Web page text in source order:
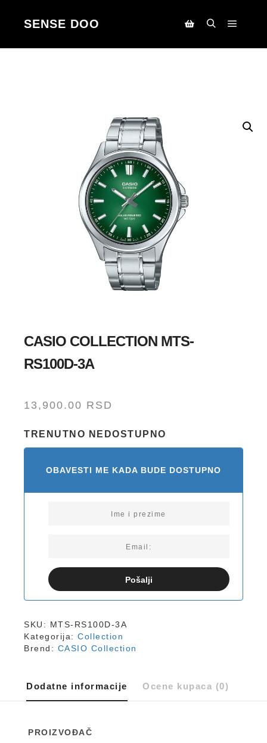
SENSE DOO
CASIO COLLECTION MTS-
RS100D-3A
13,900.00 RSD
TRENUTNO NEDOSTUPNO
OBAVESTI ME KADA BUDE DOSTUPNO
Pošalji
SKU: MTS-RS100D-3A
Kategorija: Collection
Brend: CASIO Collection
Dodatne informacije Ocene kupaca (0)
PROIZVOĐAČ